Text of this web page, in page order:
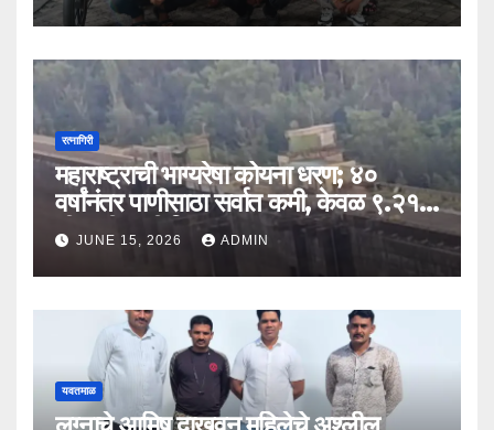
रत्नागिरी
महाराष्ट्राची भाग्यरेषा कोयना धरण; ४०
वर्षांनंतर पाणीसाठा सर्वात कमी, केवळ ९.२१
टीएमसी पाणी शिल्लक
JUNE 15, 2026 ADMIN
यवतमाळ